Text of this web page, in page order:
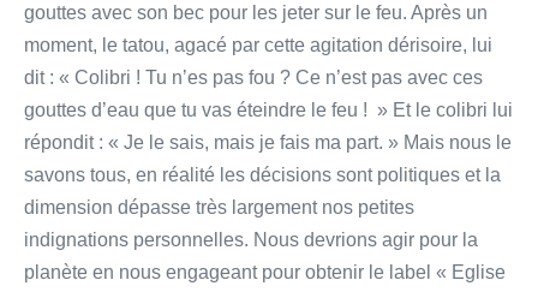
gouttes avec son bec pour les jeter sur le feu. Après un
moment, le tatou, agacé par cette agitation dérisoire, lui
dit : « Colibri ! Tu n’es pas fou ? Ce n’est pas avec ces
gouttes d’eau que tu vas éteindre le feu ! » Et le colibri lui
répondit : « Je le sais, mais je fais ma part. » Mais nous le
savons tous, en réalité les décisions sont politiques et la
dimension dépasse très largement nos petites
indignations personnelles. Nous devrions agir pour la
planète en nous engageant pour obtenir le label « Eglise